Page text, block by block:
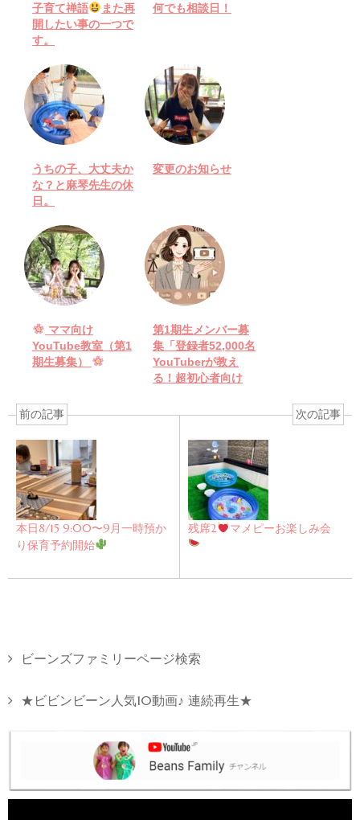
子育て禅語
また再
開したい事の一つで
す。
何でも相談日！
うちの子、大丈夫か
な？と麻琴先生の休
日。
変更のお知らせ
ママ向け
YouTube教室（第1
期生募集）
第1期生メンバー募
集「登録者52,000名
YouTuberが教え
る！超初心者向け
前の記事
本日8/15 9:00〜9月一時預か
り保育予約開始
次の記事
残席2 マメピーお楽しみ会
ビーンズファミリーページ検索
★ビビンビーン人気10動画♪ 連続再生★